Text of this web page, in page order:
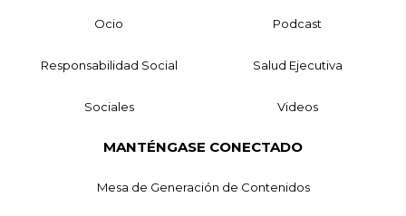
Ocio Podcast
Responsabilidad Social Salud Ejecutiva
Sociales Videos
MANTÉNGASE CONECTADO
Mesa de Generación de Contenidos